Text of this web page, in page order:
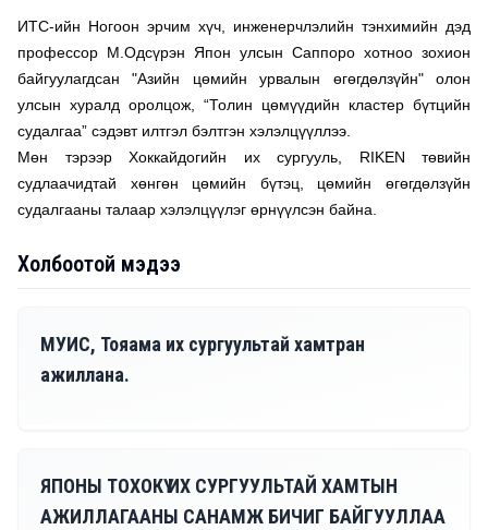
ИТС-ийн Ногоон эрчим хүч, инженерчлэлийн тэнхимийн дэд
профессор М.Одсүрэн Япон улсын Саппоро хотноо зохион
байгуулагдсан "Азийн цөмийн урвалын өгөгдөлзүйн" олон
улсын хуралд оролцож, “Толин цөмүүдийн кластер бүтцийн
судалгаа” сэдэвт илтгэл бэлтгэн хэлэлцүүллээ.
Мөн тэрээр Хоккайдогийн их сургууль, RIKEN төвийн
судлаачидтай хөнгөн цөмийн бүтэц, цөмийн өгөгдөлзүйн
судалгааны талаар хэлэлцүүлэг өрнүүлсэн байна.
Холбоотой мэдээ
МУИС, Тояама их сургуультай хамтран
ажиллана.
ЯПОНЫ ТОХОКҮ ИХ СУРГУУЛЬТАЙ ХАМТЫН
АЖИЛЛАГААНЫ САНАМЖ БИЧИГ БАЙГУУЛЛАА